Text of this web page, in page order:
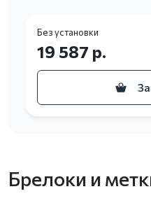
Без установки
19 587 р.
Брелоки и